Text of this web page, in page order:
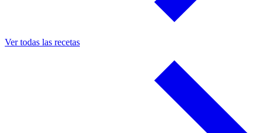
Ver todas las recetas